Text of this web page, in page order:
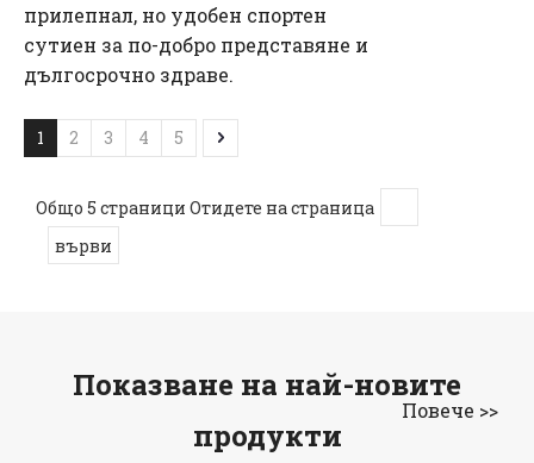
прилепнал, но удобен спортен
сутиен за по-добро представяне и
дългосрочно здраве.
1 2 3 4 5
Общо 5 страници Отидете на страница
върви
Показване на най-новите
продукти
Повече >>